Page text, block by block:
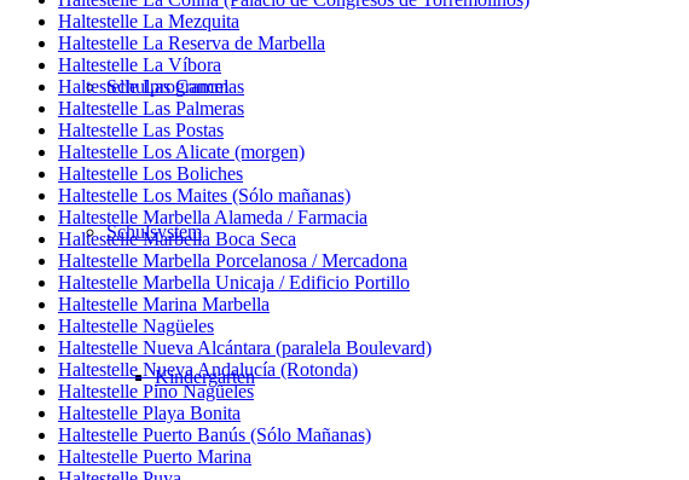
Schulprogramm
Schulsystem
Kindergarten
Haltestelle La Mezquita
Haltestelle La Reserva de Marbella
Haltestelle La Víbora
Haltestelle Las Cancelas
Haltestelle Las Palmeras
Haltestelle Las Postas
Haltestelle Los Alicate (morgen)
Haltestelle Los Boliches
Haltestelle Los Maites (Sólo mañanas)
Haltestelle Marbella Alameda / Farmacia
Haltestelle Marbella Boca Seca
Haltestelle Marbella Porcelanosa / Mercadona
Haltestelle Marbella Unicaja / Edificio Portillo
Haltestelle Marina Marbella
Haltestelle Nagüeles
Haltestelle Nueva Alcántara (paralela Boulevard)
Haltestelle Nueva Andalucía (Rotonda)
Haltestelle Pino Nagüeles
Haltestelle Playa Bonita
Haltestelle Puerto Banús (Sólo Mañanas)
Haltestelle Puerto Marina